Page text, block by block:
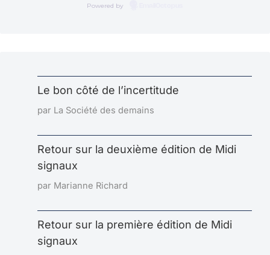
Powered by
Le bon côté de l’incertitude
par La Société des demains
Retour sur la deuxième édition de Midi
signaux
par Marianne Richard
Retour sur la première édition de Midi
signaux